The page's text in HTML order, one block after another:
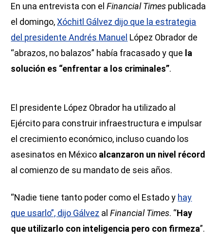
En una entrevista con elFinancial Times publicada
el domingo,Xóchitl Gálvez dijo que la estrategia
del presidente Andrés Manuel López Obrador de
“abrazos, no balazos” había fracasado y que la
solución es “enfrentar a los criminales”.
El presidente López Obrador ha utilizado al
Ejército para construir infraestructura e impulsar
el crecimiento económico, incluso cuando los
asesinatos en México alcanzaron un nivel récord
al comienzo de su mandato de seis años.
“Nadie tiene tanto poder como el Estado y hay
que usarlo”, dijo Gálvez alFinancial Times. “Hay
que utilizarlo con inteligencia pero con firmeza”.